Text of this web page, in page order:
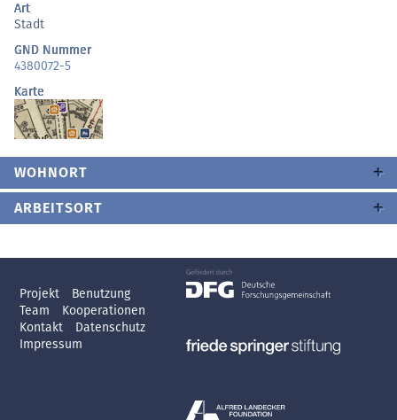
Art
Stadt
GND Nummer
4380072-5
Karte
WOHNORT
ARBEITSORT
Projekt
Benutzung
Team
Kooperationen
Kontakt
Datenschutz
Impressum